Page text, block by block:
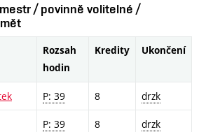
/ povinně volitelné /
Rozsah
hodin
Kredity Ukončení
P: 39 8 drzk
P: 39 8 drzk